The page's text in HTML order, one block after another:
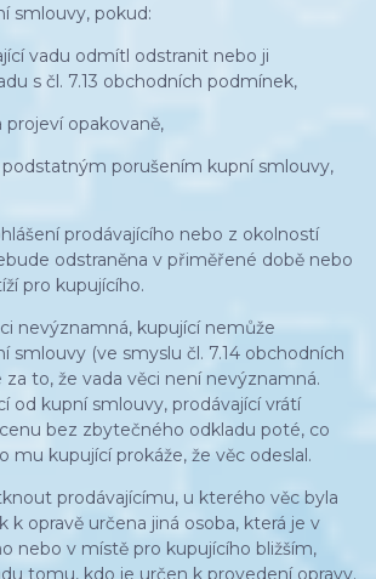
smlouvy, pokud:
vadu odmítl odstranit nebo ji
s čl. 7.13 obchodních podmínek,
opakovaně,
porušením kupní smlouvy,
prodávajícího nebo z okolností
odstraněna v přiměřené době nebo
pro kupujícího.
nevýznamná, kupující nemůže
smlouvy (ve smyslu čl. 7.14 obchodních
to, že vada věci není nevýznamná.
od kupní smlouvy, prodávající vrátí
bez zbytečného odkladu poté, co
mu kupující prokáže, že věc odeslal.
prodávajícímu, u kterého věc byla
k opravě určena jiná osoba, která je v
nebo v místě pro kupujícího bližším,
tomu, kdo je určen k provedení opravy.